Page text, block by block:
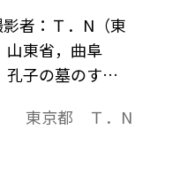
者：Ｔ．N（東
山東省，曲阜
子の墓のすぐ
弁舌・貨殖の
東京都 Ｔ．N